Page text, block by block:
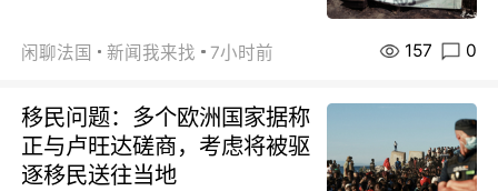
闲聊法国 新闻我来找 7小时前 157 0
移民问题：多个欧洲国家据称
正与卢旺达磋商，考虑将被驱
逐移民送往当地